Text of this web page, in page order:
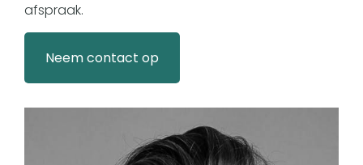
afspraak.
Neem contact op